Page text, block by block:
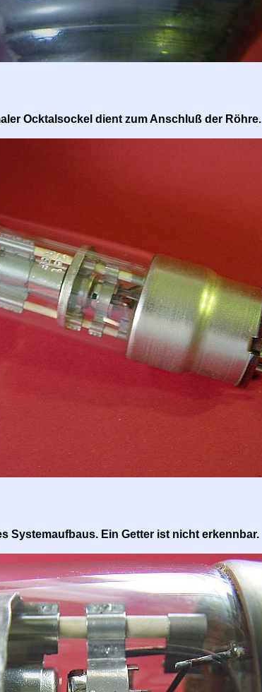
Ocktalsockel dient zum Anschluß der Röhre.
Systemaufbaus. Ein Getter ist nicht erkennbar.